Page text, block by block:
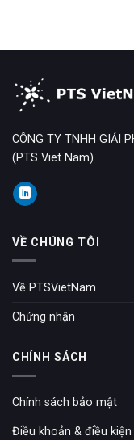
CÔNG TY TNHH GIẢI
(PTS Viet Nam)
VỀ CHÚNG TÔI
Về PTSVietNam
Chứng nhận
CHÍNH SÁCH
Chính sách bảo mật
Điều khoản & điều